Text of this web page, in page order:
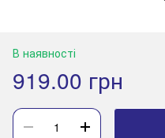
В наявності
919.00 грн